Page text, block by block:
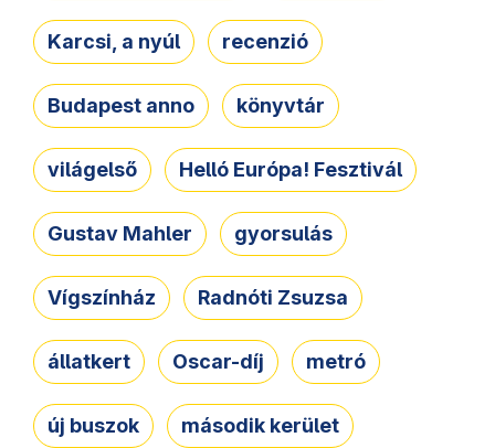
Karcsi, a nyúl recenzió
Budapest anno könyvtár
világelső Helló Európa! Fesztivál
Gustav Mahler gyorsulás
Vígszínház Radnóti Zsuzsa
állatkert Oscar-díj metró
új buszok második kerület